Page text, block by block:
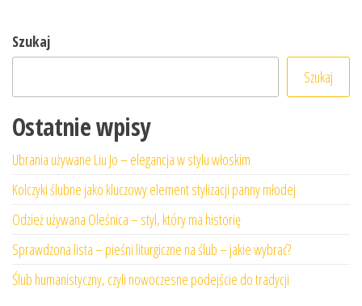
Szukaj
Szukaj
Ostatnie wpisy
Ubrania używane Liu Jo – elegancja w stylu włoskim
Kolczyki ślubne jako kluczowy element stylizacji panny młodej
Odzież używana Oleśnica – styl, który ma historię
Sprawdzona lista – pieśni liturgiczne na ślub – jakie wybrać?
Ślub humanistyczny, czyli nowoczesne podejście do tradycji